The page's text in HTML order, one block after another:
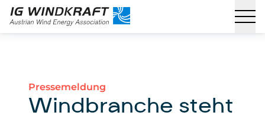
Pressemeldung
Windbranche steht